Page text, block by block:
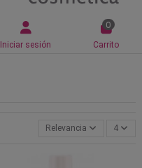
Iniciar sesión
0
Carrito
Relevancia 4